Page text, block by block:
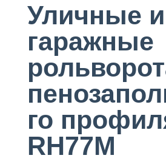
Уличные и
гаражные
го
RH77M